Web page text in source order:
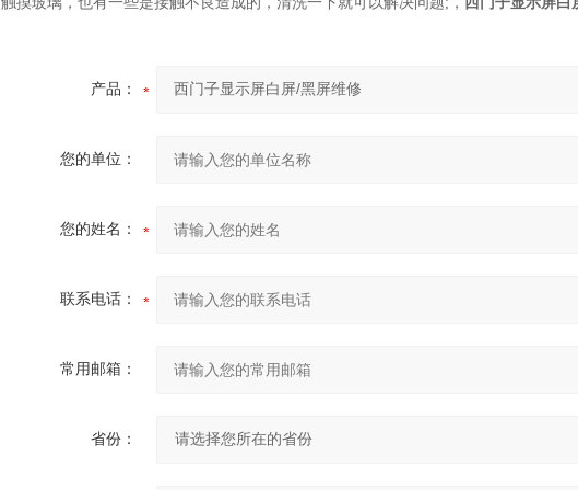
产品：
您的单位：
您的姓名：
联系电话：
常用邮箱：
省份：